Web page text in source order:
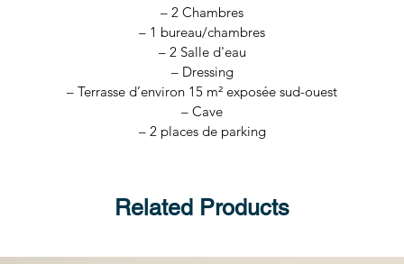
– 1 bureau/chambres
– 2 Salle d'eau
– Dressing
– Terrasse d’environ 15 m² exposée sud-ouest
– Cave
– 2 places de parking
– 2 Chambres
– 1 bureau/chambres
– 2 Salle d'eau
– Dressing
– Terrasse d’environ 15 m² exposée sud-ouest
– Cave
– 2 places de parking
Related Products